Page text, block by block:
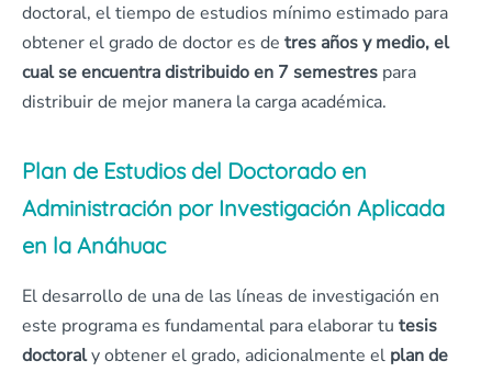
doctoral, el tiempo de estudios mínimo estimado para
obtener el grado de doctor es de tres años y medio, el
cual se encuentra distribuido en 7 semestres para
distribuir de mejor manera la carga académica.
Plan de Estudios del Doctorado en
Administración por Investigación Aplicada
en la Anáhuac
El desarrollo de una de las líneas de investigación en
este programa es fundamental para elaborar tu tesis
doctoraly obtener el grado, adicionalmente el plan de